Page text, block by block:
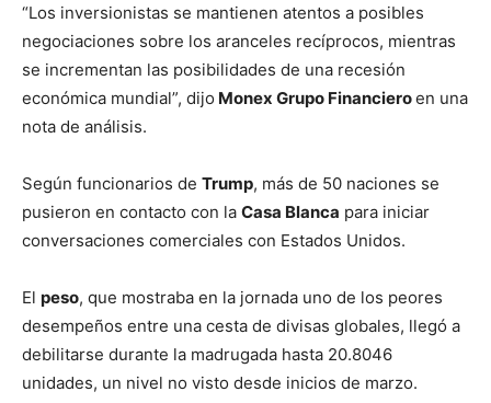
“Los inversionistas se mantienen atentos a posibles
negociaciones sobre los aranceles recíprocos, mientras
se incrementan las posibilidades de una recesión
económica mundial”, dijo Monex Grupo Financieroen una
nota de análisis.
Según funcionarios de Trump, más de 50 naciones se
pusieron en contacto con la Casa Blanca para iniciar
conversaciones comerciales con Estados Unidos.
El peso, que mostraba en la jornada uno de los peores
desempeños entre una cesta de divisas globales, llegó a
debilitarse durante la madrugada hasta 20.8046
unidades, un nivel no visto desde inicios de marzo.